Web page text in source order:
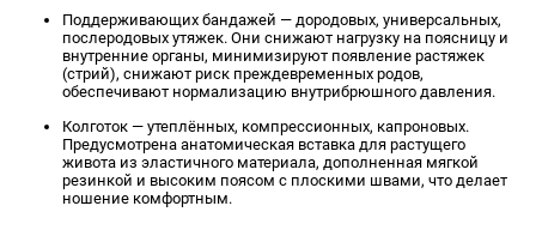
Поддерживающих бандажей — дородовых, универсальных,
послеродовых утяжек. Они снижают нагрузку на поясницу и
внутренние органы, минимизируют появление растяжек
(стрий), снижают риск преждевременных родов,
обеспечивают нормализацию внутрибрюшного давления.
Колготок — утеплённых, компрессионных, капроновых.
Предусмотрена анатомическая вставка для растущего
живота из эластичного материала, дополненная мягкой
резинкой и высоким поясом с плоскими швами, что делает
ношение комфортным.